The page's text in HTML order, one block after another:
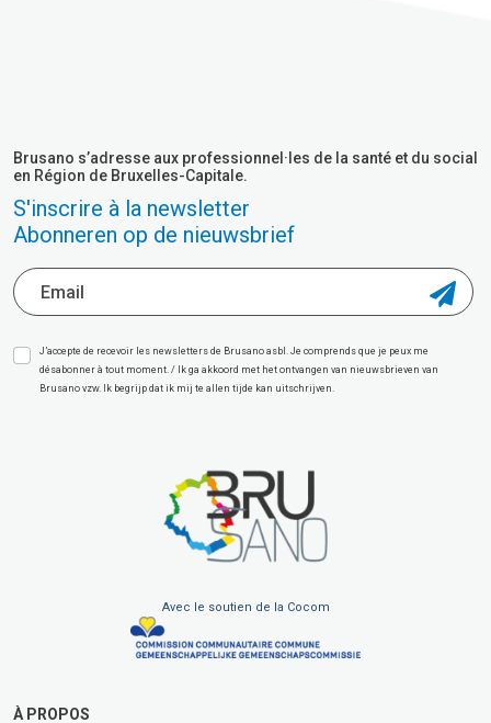
Brusano s’adresse aux professionnel·les de la santé et du social
en Région de Bruxelles-Capitale.
S'inscrire à la newsletter
Abonneren op de nieuwsbrief
J’accepte de recevoir les newsletters de Brusano asbl. Je comprends que je peux me
désabonner à tout moment. / Ik ga akkoord met het ontvangen van nieuwsbrieven van
Brusano vzw. Ik begrijp dat ik mij te allen tijde kan uitschrijven.
Avec le soutien de la Cocom
À PROPOS